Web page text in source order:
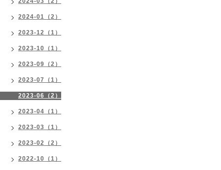
2024-01（2）
2023-12（1）
2023-10（1）
2023-09（2）
2023-07（1）
2023-06（2）
2023-04（1）
2023-03（1）
2023-02（2）
2022-10（1）